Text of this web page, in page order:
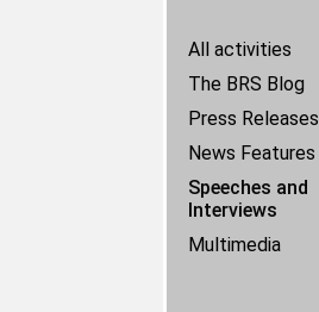
All activities
The BRS Blog
Press Releases
News Features
Speeches and
Interviews
Multimedia